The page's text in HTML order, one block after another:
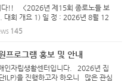
!! <2026년 제15회 종로노들 보
대회 개요 1) 일 정 : 2026년 8월 12
장 소 : 올림픽기념 국민생활관 2층
91) 3) 주 관 : 노들장애인자립생활
145
프로그램 홍보 및 안내
자립생활센터입니다. 2026년 집
ILP)을 진행하고자 하오니 많은 관심